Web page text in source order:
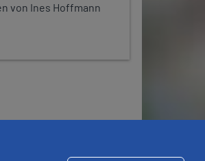
von Ines Hoffmann